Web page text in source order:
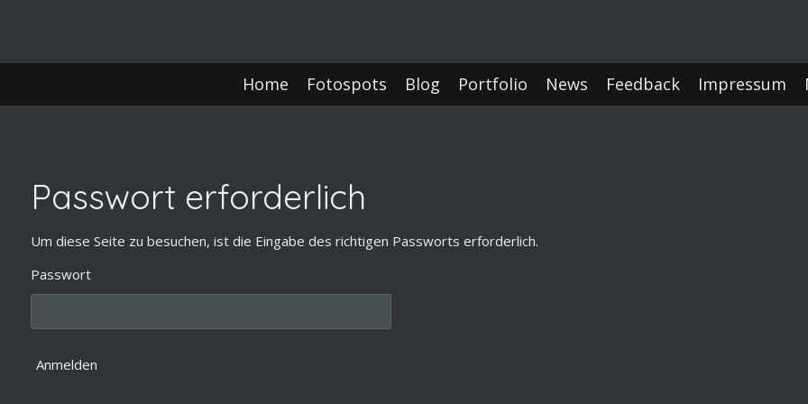
Home Fotospots Blog Portfolio News Feedback Impressum
Passwort erforderlich
Um diese Seite zu besuchen, ist die Eingabe des richtigen Passworts erforderlich.
Passwort
Anmelden